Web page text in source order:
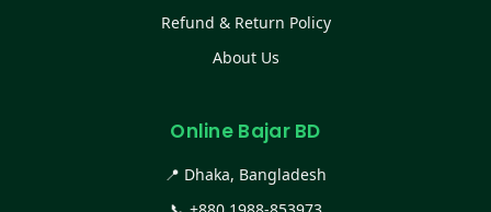
Refund & Return Policy
About Us
Online Bajar BD
📍 Dhaka, Bangladesh